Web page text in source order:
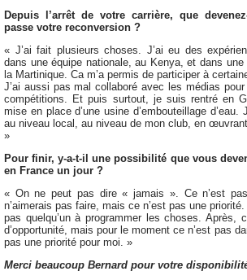
Depuis l’arrêt de votre carrière, que
passe votre reconversion ?
« J’ai fait plusieurs choses. J’ai eu des
dans une équipe nationale, au Kenya, et dans
la Martinique. Ca m’a permis de participer à
J’ai aussi pas mal collaboré avec les médias
compétitions. Et puis surtout, je suis rentré en
mise en place d’une usine d’embouteillage
au niveau local, au niveau de mon club, en
»
Pour finir, y-a-t-il une possibilité que vous
en France un jour ?
« On ne peut pas dire « jamais ». Ce n’est
n’aimerais pas faire, mais ce n’est pas une
pas quelqu’un à programmer les choses. Après,
d’opportunité, mais pour le moment ce n’est pas
pas une priorité pour moi. »
Merci beaucoup Bernard pour votre